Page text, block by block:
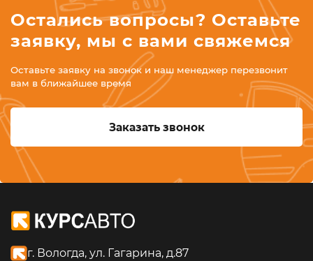
Остались вопросы? Оставьте
заявку, мы с вами свяжемся
Оставьте заявку на звонок и наш менеджер перезвонит
вам в ближайшее время
Заказать звонок
г. Вологда, ул. Гагарина, д.87